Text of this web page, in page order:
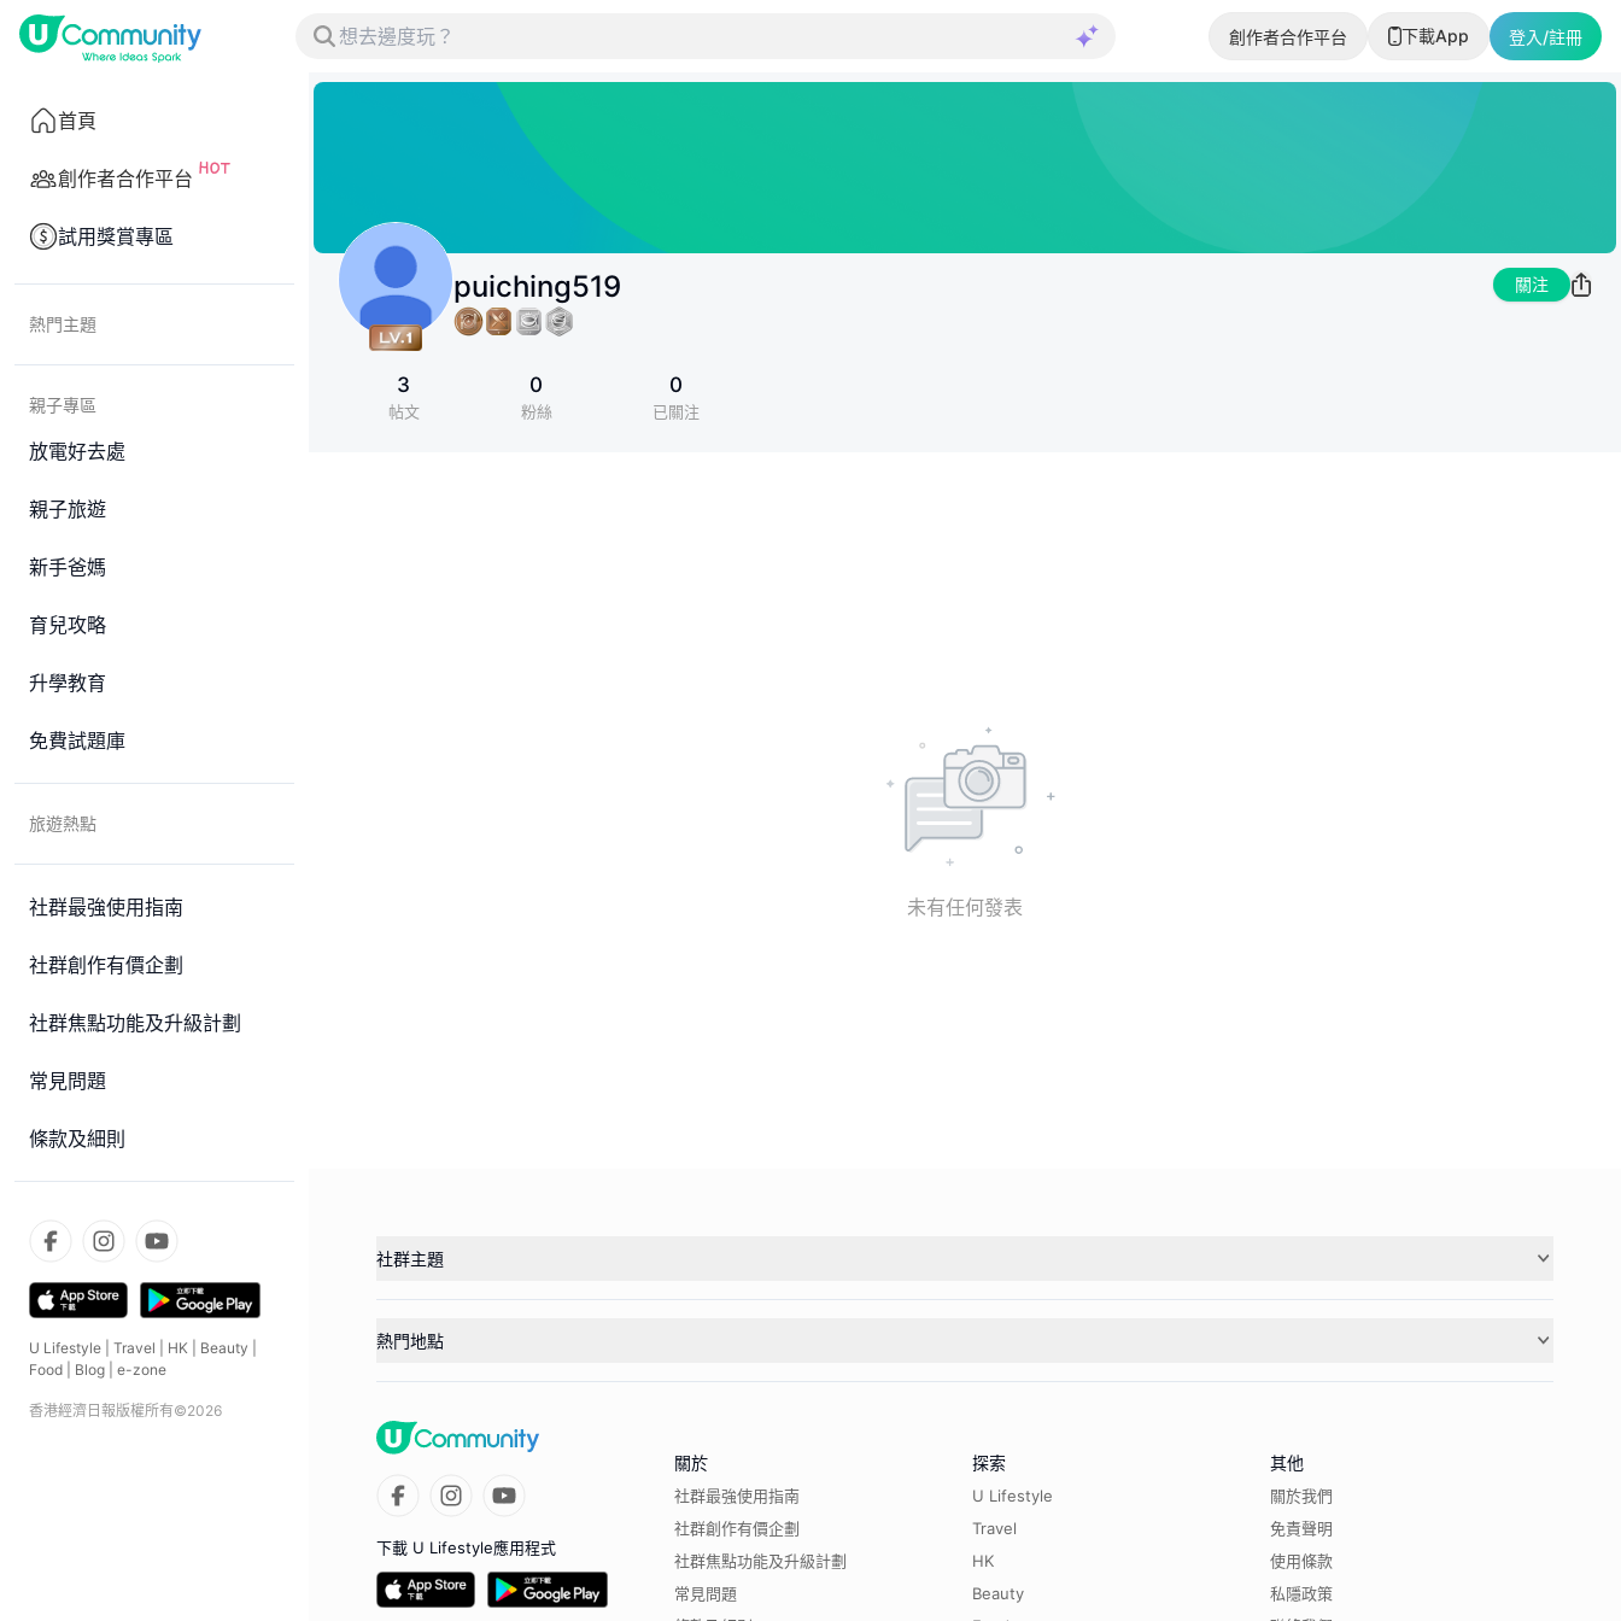
創作者合作平台 下載App 登入/註冊
首頁
創作者合作平台
試用獎賞專區
熱門主題
親子專區
放電好去處
親子旅遊
新手爸媽
育兒攻略
升學教育
免費試題庫
旅遊熱點
社群最強使用指南
社群創作有價企劃
社群焦點功能及升級計劃
常見問題
條款及細則
U Lifestyle Travel HK Beauty
Food
Blog e-zone
香港經濟日報版權所有©2026
puiching519 關注
3
帖文
0
粉絲
0
已關注
未有任何發表
社群主題
熱門地點
下載 U Lifestyle應用程式
關於
社群最強使用指南
社群創作有價企劃
社群焦點功能及升級計劃
常見問題
探索
U Lifestyle
Travel
HK
Beauty
其他
關於我們
免責聲明
使用條款
私隱政策